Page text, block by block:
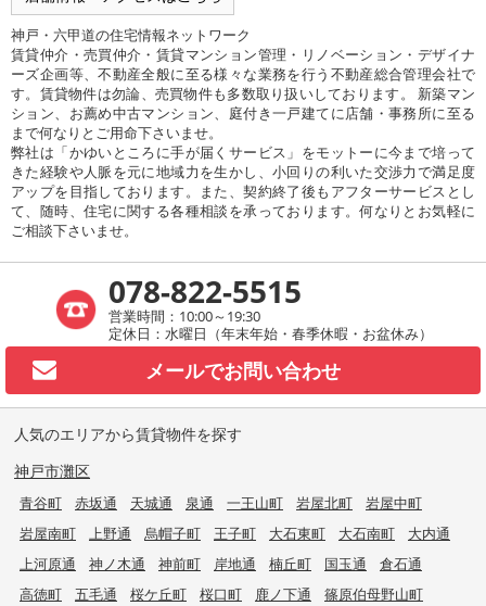
神戸・六甲道の住宅情報ネットワーク
賃貸仲介・売買仲介・賃貸マンション管理・リノベーション・デザイナ
ーズ企画等、不動産全般に至る様々な業務を行う不動産総合管理会社で
す。賃貸物件は勿論、売買物件も多数取り扱いしております。 新築マン
ション、お薦め中古マンション、庭付き一戸建てに店舗・事務所に至る
まで何なりとご用命下さいませ。
弊社は「かゆいところに手が届くサービス」をモットーに今まで培って
きた経験や人脈を元に地域力を生かし、小回りの利いた交渉力で満足度
アップを目指しております。また、契約終了後もアフターサービスとし
て、随時、住宅に関する各種相談を承っております。何なりとお気軽に
ご相談下さいませ。
078-822-5515
営業時間：10:00～19:30
定休日：水曜日（年末年始・春季休暇・お盆休み）
メールでお問い合わせ
人気のエリアから賃貸物件を探す
神戸市灘区
青谷町 赤坂通 天城通 泉通 一王山町 岩屋北町
岩屋中町
岩屋南町
上野通 烏帽子町 王子町 大石東町 大石南町
大内通
上河原通
神ノ木通 神前町 岸地通 楠丘町 国玉通
倉石通
高徳町
五毛通 桜ケ丘町 桜口町 鹿ノ下通
篠原伯母野山町